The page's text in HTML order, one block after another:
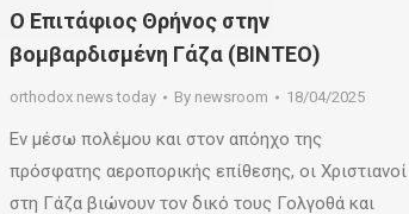
Ο Επιτάφιος Θρήνος στην
βομβαρδισμένη Γάζα (ΒΙΝΤΕΟ)
orthodox news today By newsroom 18/04/2025
Εν μέσω πολέμου και στον απόηχο της
πρόσφατης αεροπορικής επίθεσης, οι Χριστιανοί
στη Γάζα βιώνουν τον δικό τους Γολγοθά και